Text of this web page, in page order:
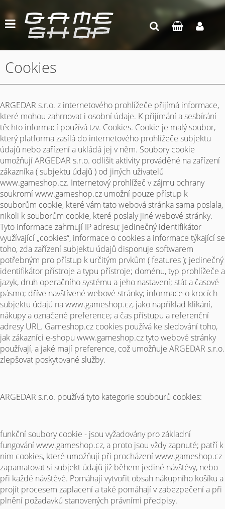
Cookies
ARGEDAR s.r.o. z internetového prohlížeče přijímá informace,
které mohou zahrnovat i osobní údaje. K přijímání a sesbírání
těchto informací používá tzv. Cookies. Cookie je malý soubor,
který platforma zasílá do internetového prohlížeče subjektu
údajů nebo zařízení a ukládá jej v něm. Soubory cookie
umožňují ARGEDAR s.r.o. odlišit aktivity prováděné na zařízení
zákazníka ( subjektu údajů ) od jiných uživatelů
www.gameshop.cz. Internetový prohlížeč v zájmu ochrany
soukromí www.gameshop.cz umožní pouze přístup k
souborům cookie, které vám tato webová stránka sama poslala,
nikoli k souborům cookie, které poslaly jiné webové stránky.
Tyto informace zahrnují IP adresu; jedinečný identifikátor
využívající „cookies“, informace o cookies a informace týkající se
toho, zda zařízení subjektu údajů disponuje softwarem
potřebným pro přístup k určitým prvkům ( features ); jedinečný
identifikátor přístroje a typu přístroje; doménu, typ prohlížeče a
jazyk, druh operačního systému a jeho nastavení; stát a časové
pásmo; dříve navštívené webové stránky; informace o krocích
subjektu údajů na www.gameshop.cz, jako například klikání,
nákupy a označené preference; a čas přístupu a referenční
adresy URL. Gameshop.cz cookies používá ke sledování toho,
jak zákazníci e-shopu www.gameshop.cz tyto webové stránky
používají, a jaké mají preference, což umožňuje ARGEDAR s.r.o.
zlepšovat poskytované služby.
ARGEDAR s.r.o. používá tyto kategorie soubourů cookies:
funkční soubory cookie - jsou vyžadovány pro základní
fungování www.gameshop.cz, a proto jsou vždy zapnuté; patří k
nim cookies, které umožňují při procházení www.gameshop.cz
zapamatovat si subjekt údajů již během jediné návštěvy, nebo
při každé návštěvě. Pomáhají vytvořit obsah nákupního košíku a
projít procesem zaplacení a také pomáhají v zabezpečení a při
plnění požadavků stanovených právními předpisy.